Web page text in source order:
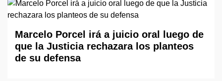
Marcelo Porcel irá a juicio oral luego de
que la Justicia rechazara los planteos
de su defensa